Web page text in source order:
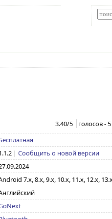
3.40/5 голосов -5
| Сообщить о новой версии
7.x, 8.x, 9.x, 10.x, 11.x, 12.x,